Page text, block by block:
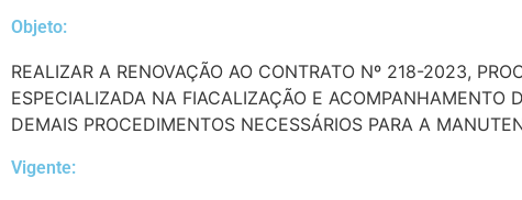
Objeto:
REALIZAR A RENOVAÇÃO AO CONTRATO Nº 218-2023,
ESPECIALIZADA NA FIACALIZAÇÃO E ACOMPANHAMENTO
DEMAIS PROCEDIMENTOS NECESSÁRIOS PARA A
Vigente: